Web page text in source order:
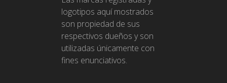
logotipos aquí mostrados
son propiedad de sus
respectivos dueños y son
utilizadas únicamente con
fines enunciativos.